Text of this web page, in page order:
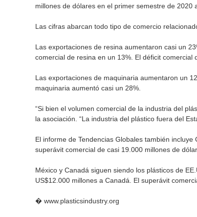
millones de dólares en el primer semestre de 2020
Las cifras abarcan todo tipo de comercio
Las exportaciones de resina aumentaron casi un
comercial de resina en un 13%. El déficit
Las exportaciones de maquinaria aumentaron un
maquinaria aumentó casi un 28%.
“Si bien el volumen comercial de la industria del
la asociación. “La industria del plástico fuera del
El informe de Tendencias Globales también
superávit comercial de casi 19.000 millones de
México y Canadá siguen siendo los plásticos de
US$12.000 millones a Canadá. El superávit
� www.plasticsindustry.org